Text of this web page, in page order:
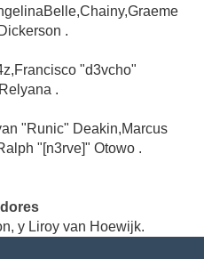
.
"d3vcho"
.
"Runic" Deakin,Marcus
"[n3rve]" Otowo .
y Liroy van Hoewijk.